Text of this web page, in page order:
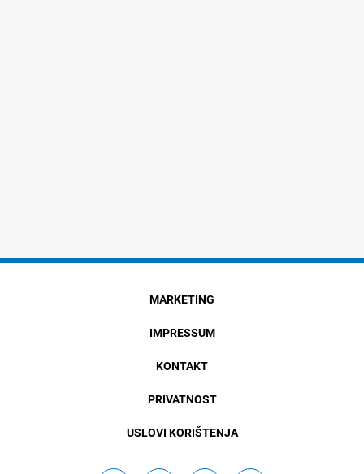
MARKETING
IMPRESSUM
KONTAKT
PRIVATNOST
USLOVI KORIŠTENJA